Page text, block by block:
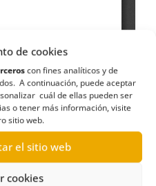
de cookies
con fines analíticos y de
A continuación, puede aceptar
cuál de ellas pueden ser
o tener más información, visite
sitio web.
el sitio web
cookies